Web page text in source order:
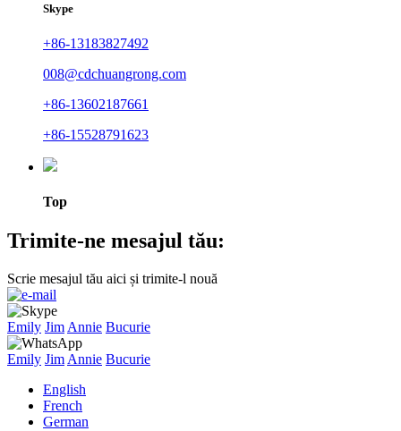
Skype
+86-13183827492
008@cdchuangrong.com
+86-13602187661
+86-15528791623
Top
Trimite-ne mesajul tău:
Scrie mesajul tău aici și trimite-l nouă
Emily Jim Annie Bucurie
Emily Jim Annie Bucurie
English
French
German